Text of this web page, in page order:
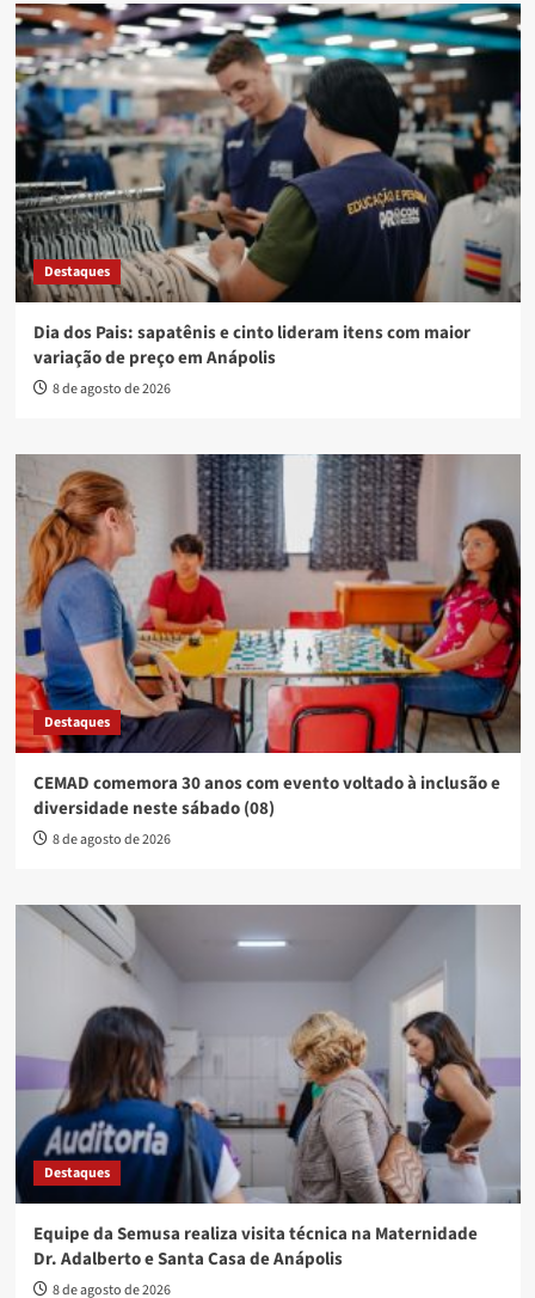
Destaques
Dia dos Pais: sapatênis e cinto lideram itens com maior
variação de preço em Anápolis
8 de agosto de 2026
Destaques
CEMAD comemora 30 anos com evento voltado à inclusão e
diversidade neste sábado (08)
8 de agosto de 2026
Destaques
Equipe da Semusa realiza visita técnica na Maternidade
Dr. Adalberto e Santa Casa de Anápolis
8 de agosto de 2026